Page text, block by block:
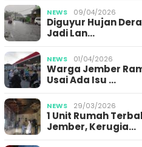
NEWS 09/04/2026
Diguyur Hujan
Jadi Lan…
NEWS 01/04/2026
Warga Jember
Usai Ada Isu …
NEWS 29/03/2026
1 Unit Rumah
Jember, Kerugia…